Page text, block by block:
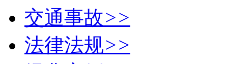
交通事故>>
法律法规>>